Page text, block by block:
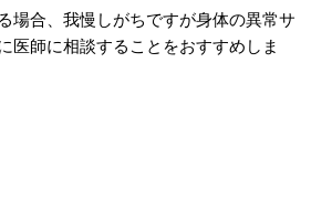
場合、我慢しがちですが身体の異常サ
医師に相談することをおすすめしま